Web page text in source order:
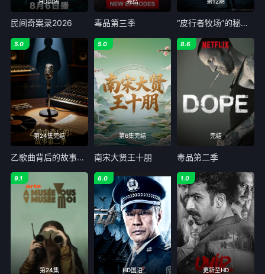
民间奇案录2026 毒品第三季 “皮行者牧场”的秘密 第七季
第24集完结
5.0
乙歌曲背后的故事第二季
第6集完结
5.0
南宋大贤王十朋
完结
8.6
毒品第二季
第24集
9.1
HD国语
6.0
更新至HD
1.0